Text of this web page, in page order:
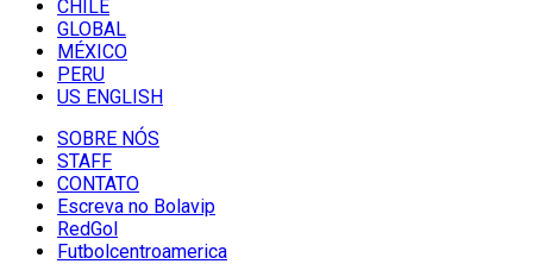
CHILE
GLOBAL
MÉXICO
PERU
US ENGLISH
SOBRE NÓS
STAFF
CONTATO
Escreva no Bolavip
RedGol
Futbolcentroamerica